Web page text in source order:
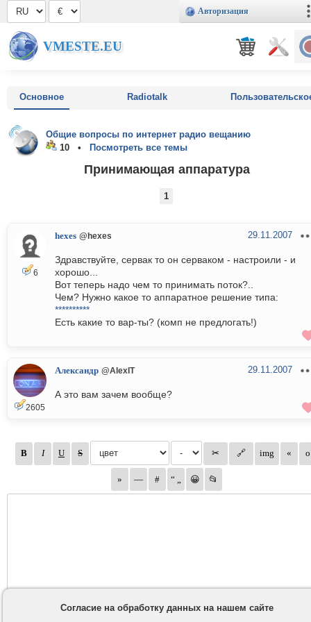
Авторизация
VMESTE.EU
Основное Radiotalk
Общие вопросы по интернет радио вещанию
10 •
Посмотреть все темы
Принимающая аппаратура
1
6
hexes @hexes 29.11.2007
Здравствуйте, сервак то он серваком - настроили - и
хорошо...
Вот теперь надо чем то принимать поток?..
Чем? Нужно какое то аппаратное решение типа:
**********
Есть какие то вар-ты? (комп не предлогать!)
2605
Александр @AlexIT 29.11.2007
А это вам зачем вообще?
Согласие на обработку данных на нашем сайте